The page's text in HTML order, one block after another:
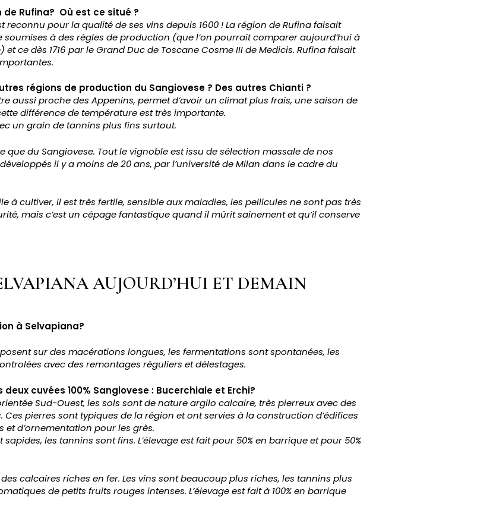
Rufina? Où est ce situé ?
reconnu pour la qualité de ses vins depuis 1600 ! La région de Rufina faisait
soumises à des règles de production (que l’on pourrait comparer aujourd’hui à
ce dès 1716 par le Grand Duc de Toscane Cosme III de Medicis. Rufina faisait
régions de production du Sangiovese ? Des autres Chianti ?
aussi proche des Appenins, permet d’avoir un climat plus frais, une saison de
différence de température est très importante.
un grain de tannins plus fins surtout.
que du Sangiovese. Tout le vignoble est issu de sélection massale de nos
il y a moins de 20 ans, par l’université de Milan dans le cadre du
à cultiver, il est très fertile, sensible aux maladies, les pellicules ne sont pas très
mais c’est un cépage fantastique quand il mûrit sainement et qu’il conserve
AUJOURD’HUI ET DEMAIN
à Selvapiana?
sur des macérations longues, les fermentations sont spontanées, les
avec des remontages réguliers et délestages.
cuvées 100% Sangiovese : Bucerchiale et Erchi?
Sud-Ouest, les sols sont de nature argilo calcaire, très pierreux avec des
Ces pierres sont typiques de la région et ont servies à la construction d’édifices
d’ornementation pour les grès.
les tannins sont fins. L’élevage est fait pour 50% en barrique et pour 50%
calcaires riches en fer. Les vins sont beaucoup plus riches, les tannins plus
de petits fruits rouges intenses. L’élevage est fait à 100% en barrique